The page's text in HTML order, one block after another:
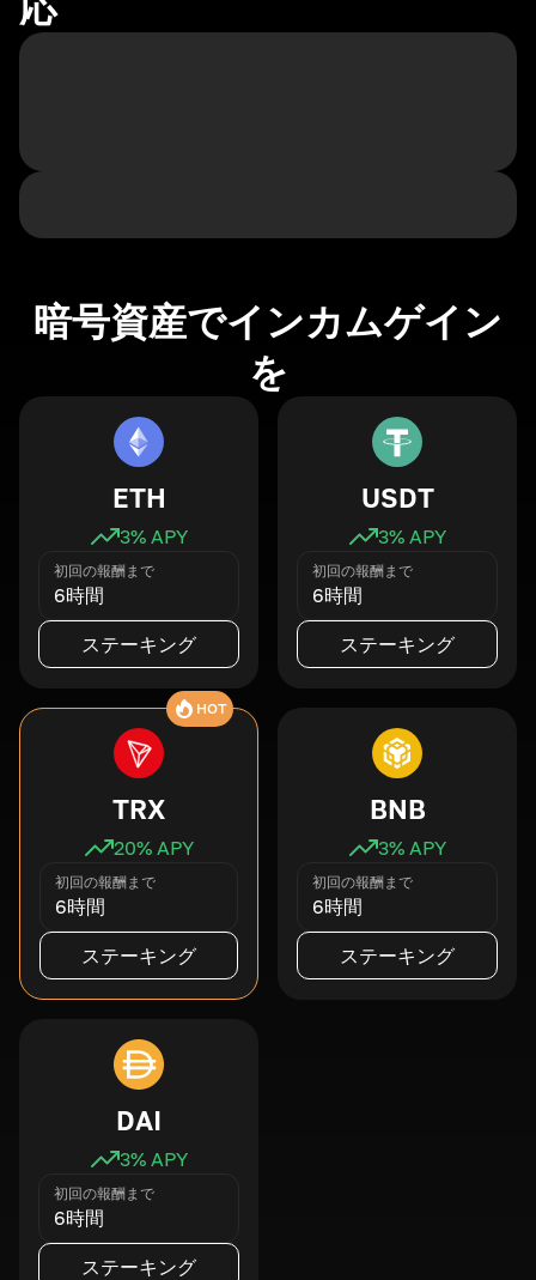
暗号資産でインカムゲイン
を
ETH
3% APY
初回の報酬まで
6時間
ステーキング
USDT
3% APY
初回の報酬まで
6時間
ステーキング
HOT
TRX
20% APY
初回の報酬まで
6時間
ステーキング
BNB
3% APY
初回の報酬まで
6時間
ステーキング
DAI
3% APY
初回の報酬まで
6時間
ステーキング